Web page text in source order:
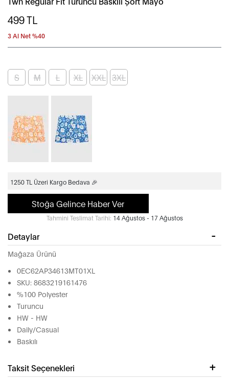
499TL
3 Al Net %40
S M L XL XXL 3XL
1250 TL Üzeri Kargo Bedava 🎉
Stoğa Gelince Haber Ver
Tahmini Teslimat Tarihi: 14 Ağustos - 17 Ağustos
Detaylar
Mağaza Ürünü
0EC62AP34613MT01XL
SKU: 8683219161476
%100 Polyester
Turuncu
HW - HW
Daily/Casual
Baskılı
Taksit Seçenekleri